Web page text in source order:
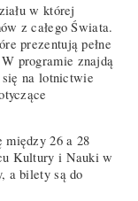
w której
z całego Świata.
prezentują pełne
programie znajdą
na lotnictwie
między 26 a 28
Kultury i Nauki w
a bilety są do